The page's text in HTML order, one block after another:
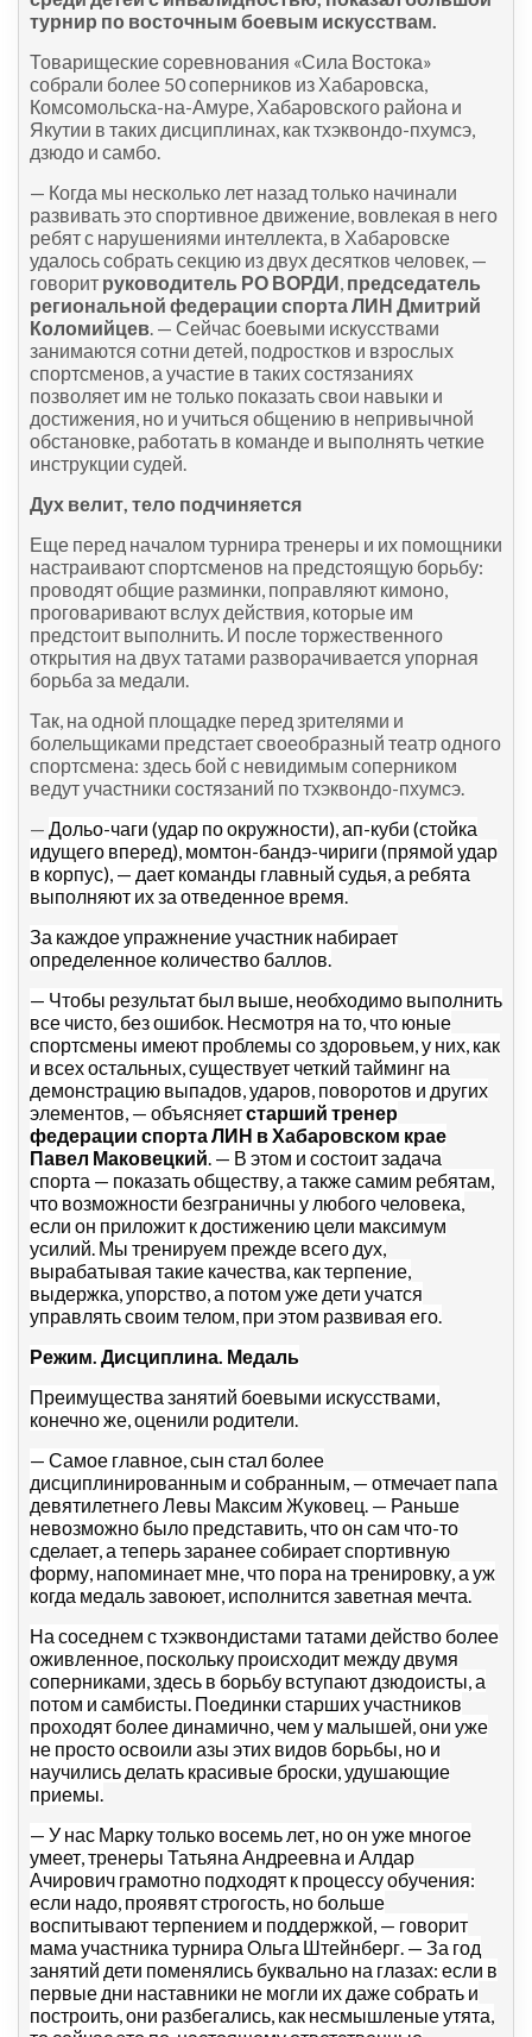
турнир по восточным боевым искусствам.
Товарищеские соревнования «Сила Востока»
собрали более 50 соперников из Хабаровска,
Комсомольска-на-Амуре, Хабаровского района и
Якутии в таких дисциплинах, как тхэквондо-пхумсэ,
дзюдо и самбо.
— Когда мы несколько лет назад только начинали
развивать это спортивное движение, вовлекая в него
ребят с нарушениями интеллекта, в Хабаровске
удалось собрать секцию из двух десятков человек, —
говорит руководитель РО ВОРДИ, председатель
региональной федерации спорта ЛИН Дмитрий
Коломийцев. — Сейчас боевыми искусствами
занимаются сотни детей, подростков и взрослых
спортсменов, а участие в таких состязаниях
позволяет им не только показать свои навыки и
достижения, но и учиться общению в непривычной
обстановке, работать в команде и выполнять четкие
инструкции судей.
Дух велит, тело подчиняется
Еще перед началом турнира тренеры и их помощники
настраивают спортсменов на предстоящую борьбу:
проводят общие разминки, поправляют кимоно,
проговаривают вслух действия, которые им
предстоит выполнить. И после торжественного
открытия на двух татами разворачивается упорная
борьба за медали.
Так, на одной площадке перед зрителями и
болельщиками предстает своеобразный театр одного
спортсмена: здесь бой с невидимым соперником
ведут участники состязаний по тхэквондо-пхумсэ.
— Дольо-чаги (удар по окружности), ап-куби (стойка
идущего вперед), момтон-бандэ-чириги (прямой удар
в корпус), — дает команды главный судья, а ребята
выполняют их за отведенное время.
За каждое упражнение участник набирает
определенное количество баллов.
— Чтобы результат был выше, необходимо выполнить
все чисто, без ошибок. Несмотря на то, что юные
спортсмены имеют проблемы со здоровьем, у них, как
и всех остальных, существует четкий тайминг на
демонстрацию выпадов, ударов, поворотов и других
элементов, — объясняетстарший тренер
федерации спорта ЛИН в Хабаровском крае
Павел Маковецкий. — В этом и состоит задача
спорта — показать обществу, а также самим ребятам,
что возможности безграничны у любого человека,
если он приложит к достижению цели максимум
усилий. Мы тренируем прежде всего дух,
вырабатывая такие качества, как терпение,
выдержка, упорство, а потом уже дети учатся
управлять своим телом, при этом развивая его.
Режим. Дисциплина. Медаль
Преимущества занятий боевыми искусствами,
конечно же, оценили родители.
— Самое главное, сын стал более
дисциплинированным и собранным, — отмечает папа
девятилетнего Левы Максим Жуковец. — Раньше
невозможно было представить, что он сам что-то
сделает, а теперь заранее собирает спортивную
форму, напоминает мне, что пора на тренировку, а уж
когда медаль завоюет, исполнится заветная мечта.
На соседнем с тхэквондистами татами действо более
оживленное, поскольку происходит между двумя
соперниками, здесь в борьбу вступают дзюдоисты, а
потом и самбисты. Поединки старших участников
проходят более динамично, чем у малышей, они уже
не просто освоили азы этих видов борьбы, но и
научились делать красивые броски, удушающие
приемы.
— У нас Марку только восемь лет, но он уже многое
умеет, тренеры Татьяна Андреевна и Алдар
Ачирович грамотно подходят к процессу обучения:
если надо, проявят строгость, но больше
воспитывают терпением и поддержкой, — говорит
мама участника турнира Ольга Штейнберг. — За год
занятий дети поменялись буквально на глазах: если в
первые дни наставники не могли их даже собрать и
построить, они разбегались, как несмышленые утята,